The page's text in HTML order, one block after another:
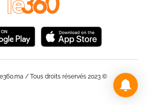
© Web News / le360.ma / Tous droits réservés 2023